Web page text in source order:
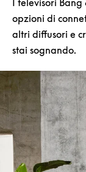
I televisori
opzioni di
altri diffusori e
stai sognando.